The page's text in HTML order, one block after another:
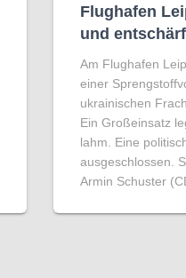
Flughafen
und
Am Flughafen
einer
ukrainischen
Ein Großeinsatz
lahm. Eine
ausgeschlossen.
Armin Schuster